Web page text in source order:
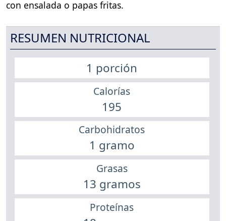
con ensalada o papas fritas.
RESUMEN NUTRICIONAL
1 porción
Calorías
195
Carbohidratos
1 gramo
Grasas
13 gramos
Proteínas